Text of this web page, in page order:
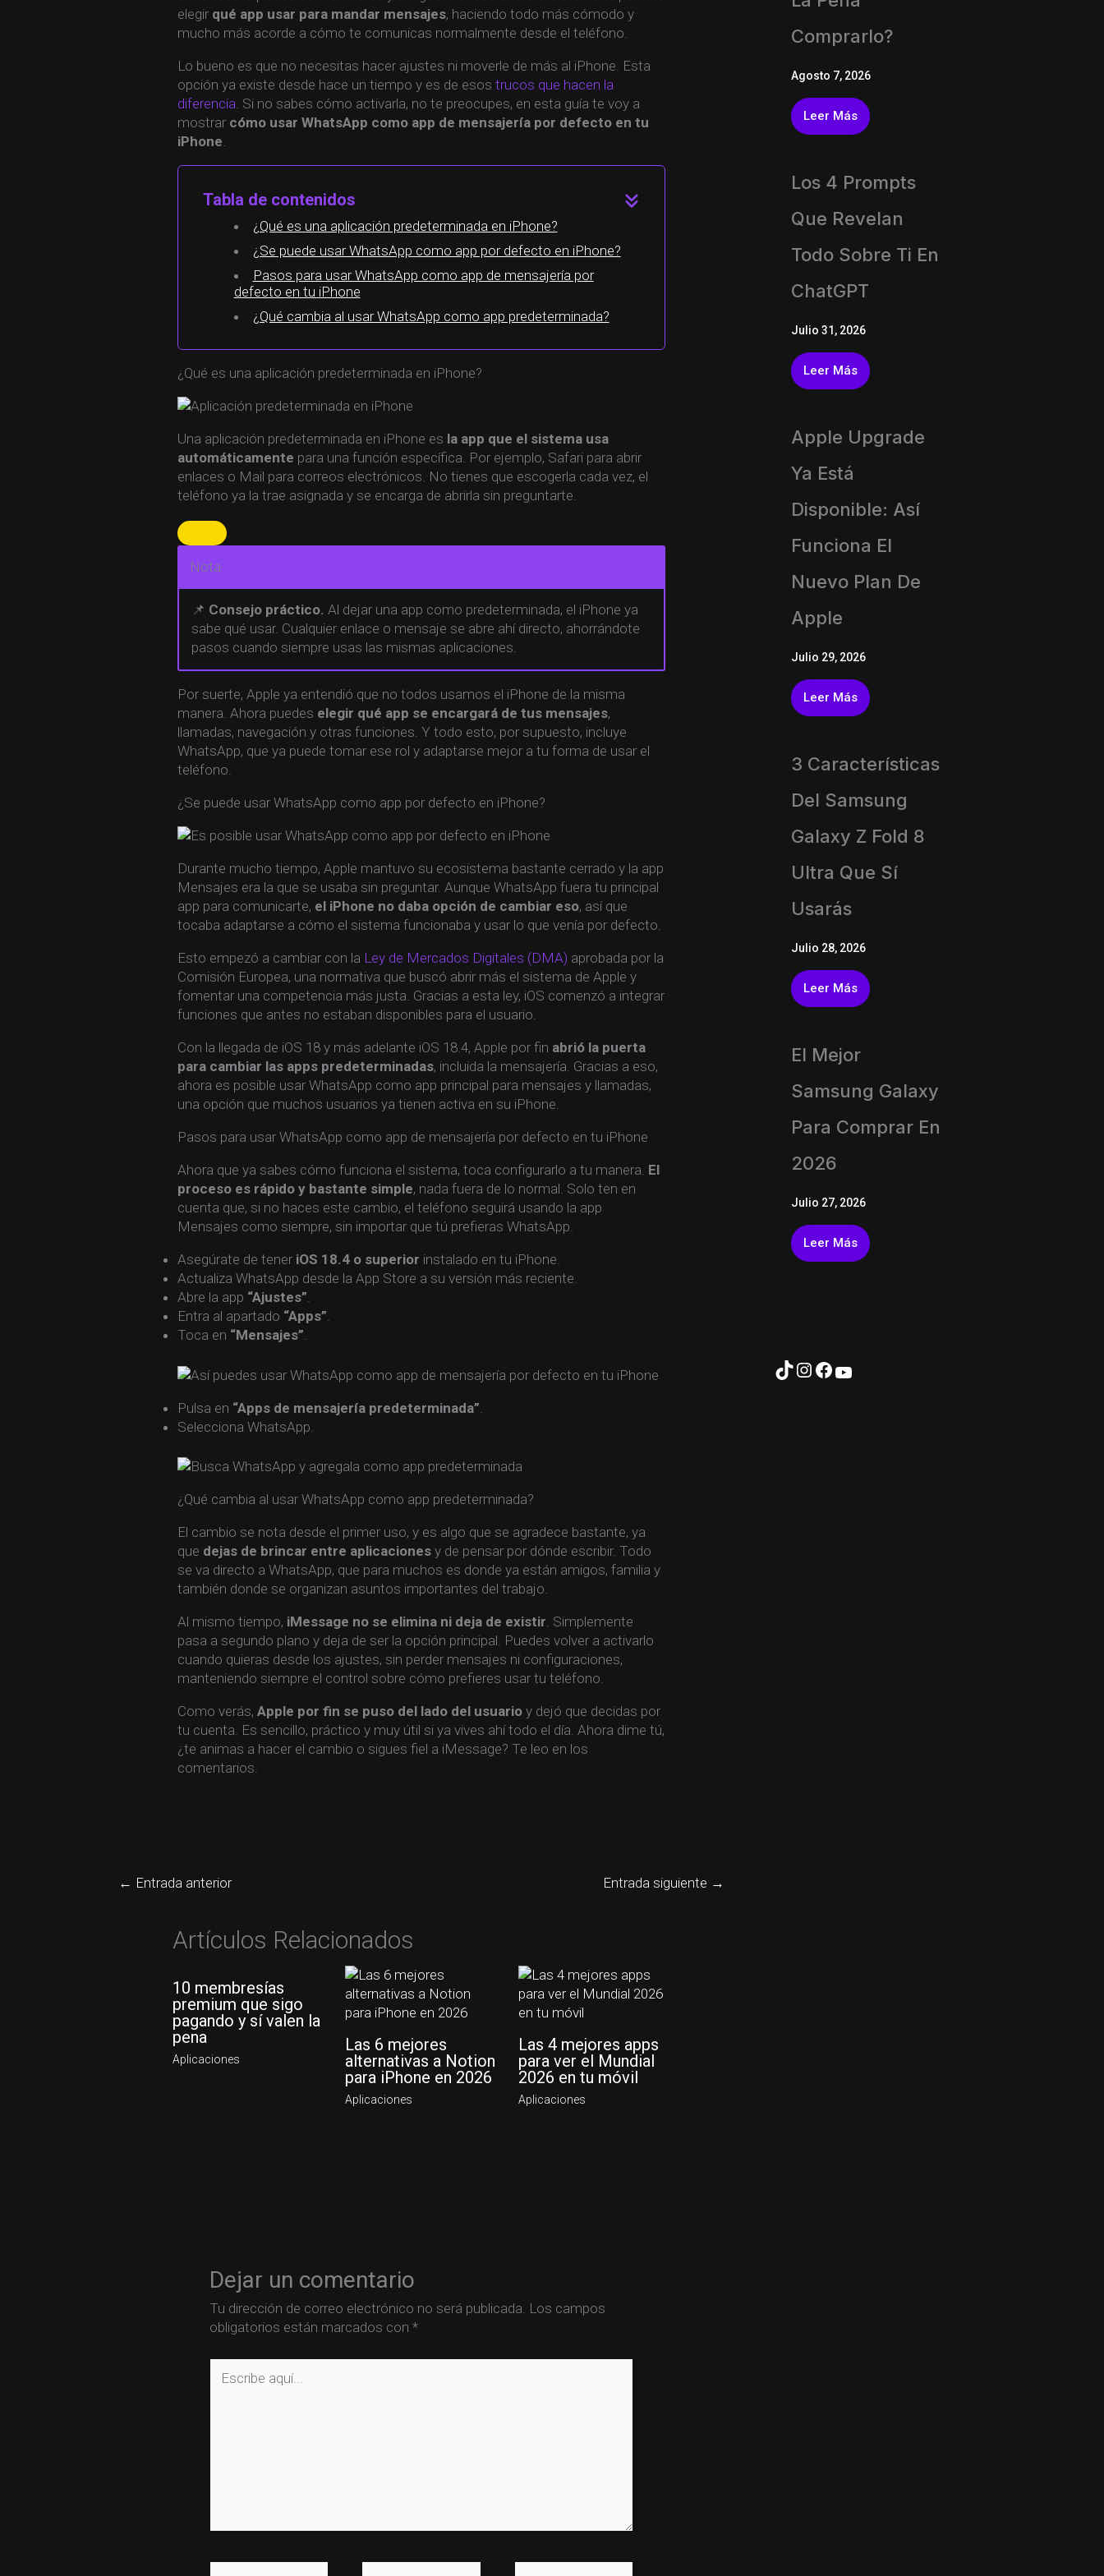
elegir qué app usar para mandar mensajes, haciendo todo más cómodo y
mucho más acorde a cómo te comunicas normalmente desde el teléfono.
Lo bueno es que no necesitas hacer ajustes ni moverle de más al iPhone. Esta
opción ya existe desde hace un tiempo y es de esostrucos que hacen la
diferencia. Si no sabes cómo activarla, no te preocupes, en esta guía te voy a
mostrar cómo usar WhatsApp como app de mensajería por defecto en tu
iPhone.
Tabla de contenidos
¿Qué es una aplicación predeterminada en iPhone?
¿Se puede usar WhatsApp como app por defecto en iPhone?
Pasos para usar WhatsApp como app de mensajería por
defecto en tu iPhone
¿Qué cambia al usar WhatsApp como app predeterminada?
¿Qué es una aplicación predeterminada en iPhone?
Una aplicación predeterminada en iPhone es la app que el sistema usa
automáticamente para una función específica. Por ejemplo, Safari para abrir
enlaces o Mail para correos electrónicos. No tienes que escogerla cada vez, el
teléfono ya la trae asignada y se encarga de abrirla sin preguntarte.
Nota
📌 Consejo práctico.Al dejar una app como predeterminada, el iPhone ya
sabe qué usar. Cualquier enlace o mensaje se abre ahí directo, ahorrándote
pasos cuando siempre usas las mismas aplicaciones.
Por suerte, Apple ya entendió que no todos usamos el iPhone de la misma
manera. Ahora puedes elegir qué app se encargará de tus mensajes,
llamadas, navegación y otras funciones. Y todo esto, por supuesto, incluye
WhatsApp, que ya puede tomar ese rol y adaptarse mejor a tu forma de usar el
teléfono.
¿Se puede usar WhatsApp como app por defecto en iPhone?
Durante mucho tiempo, Apple mantuvo su ecosistema bastante cerrado y la app
Mensajes era la que se usaba sin preguntar. Aunque WhatsApp fuera tu principal
app para comunicarte, el iPhone no daba opción de cambiar eso, así que
tocaba adaptarse a cómo el sistema funcionaba y usar lo que venía por defecto.
Esto empezó a cambiar con la Ley de Mercados Digitales (DMA) aprobada por la
Comisión Europea, una normativa que buscó abrir más el sistema de Apple y
fomentar una competencia más justa. Gracias a esta ley, iOS comenzó a integrar
funciones que antes no estaban disponibles para el usuario.
Con la llegada de iOS 18 y más adelante iOS 18.4, Apple por fin abrió la puerta
para cambiar las apps predeterminadas, incluida la mensajería. Gracias a eso,
ahora es posible usar WhatsApp como app principal para mensajes y llamadas,
una opción que muchos usuarios ya tienen activa en su iPhone.
Pasos para usar WhatsApp como app de mensajería por defecto en tu iPhone
Ahora que ya sabes cómo funciona el sistema, toca configurarlo a tu manera. El
proceso es rápido y bastante simple, nada fuera de lo normal. Solo ten en
cuenta que, si no haces este cambio, el teléfono seguirá usando la app
Mensajes como siempre, sin importar que tú prefieras WhatsApp.
Asegúrate de tener iOS 18.4 o superior instalado en tu iPhone.
Actualiza WhatsApp desde la App Store a su versión más reciente.
Abre la app “Ajustes”.
Entra al apartado “Apps”.
Toca en “Mensajes”.
Pulsa en “Apps de mensajería predeterminada”
Selecciona WhatsApp.
¿Qué cambia al usar WhatsApp como app predeterminada?
El cambio se nota desde el primer uso, y es algo que se agradece bastante, ya
que dejas de brincar entre aplicaciones y de pensar por dónde escribir. Todo
se va directo a WhatsApp, que para muchos es donde ya están amigos, familia y
también donde se organizan asuntos importantes del trabajo.
Al mismo tiempo, iMessage no se elimina ni deja de existir. Simplemente
pasa a segundo plano y deja de ser la opción principal. Puedes volver a activarlo
cuando quieras desde los ajustes, sin perder mensajes ni configuraciones,
manteniendo siempre el control sobre cómo prefieres usar tu teléfono.
Como verás,Apple por fin se puso del lado del usuario y dejó que decidas por
tu cuenta. Es sencillo, práctico y muy útil si ya vives ahí todo el día. Ahora dime tú,
¿te animas a hacer el cambio o sigues fiel a iMessage? Te leo en los
comentarios.
← Entrada anterior Entrada siguiente →
Artículos Relacionados
10 membresías
premium que sigo
pagando y sí valen la
pena
Aplicaciones
Las 6 mejores
alternativas a Notion
para iPhone en 2026
Aplicaciones
Las 4 mejores apps
para ver el Mundial
2026 en tu móvil
Aplicaciones
Dejar un comentario
Tu dirección de correo electrónico no será publicada. Los campos
obligatorios están marcados con*
aquí...
Comprarlo?
Agosto 7, 2026
Leer Más
Los 4 Prompts
Que Revelan
Todo Sobre Ti En
ChatGPT
Julio 31, 2026
Leer Más
Apple Upgrade
Ya Está
Disponible: Así
Funciona El
Nuevo Plan De
Apple
Julio 29, 2026
Leer Más
3 Características
Del Samsung
Galaxy Z Fold 8
Ultra Que Sí
Usarás
Julio 28, 2026
Leer Más
El Mejor
Samsung Galaxy
Para Comprar En
2026
Julio 27, 2026
Leer Más